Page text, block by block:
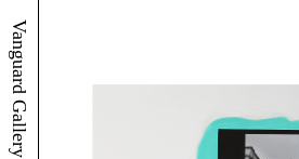
Vanguard Gallery